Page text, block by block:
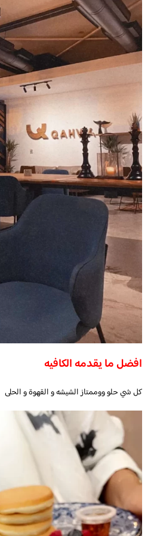
افضل ما يقدمه الكافيه
كل شي حلو ووممتاز الشيشه و القهوة و الحلى